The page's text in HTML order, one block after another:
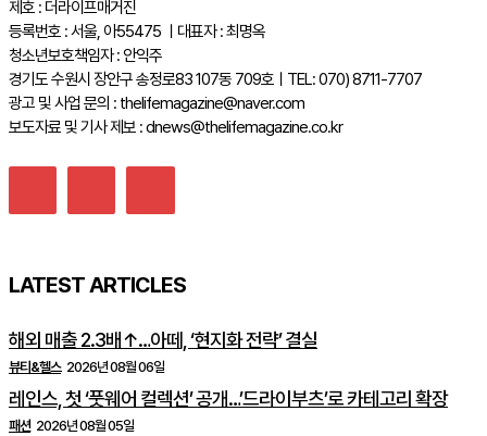
제호 : 더라이프매거진
등록번호 : 서울, 아55475 ㅣ대표자 : 최명옥
청소년보호책임자 : 안익주
경기도 수원시 장안구 송정로83 107동 709호ㅣTEL: 070) 8711-7707
광고 및 사업 문의 : thelifemagazine@naver.com
보도자료 및 기사 제보 : dnews@thelifemagazine.co.kr
LATEST ARTICLES
해외 매출 2.3배↑…아떼, ‘현지화 전략’ 결실
뷰티&헬스 2026년 08월 06일
레인스, 첫 ‘풋웨어 컬렉션’ 공개…’드라이부츠’로 카테고리 확장
패션 2026년 08월 05일